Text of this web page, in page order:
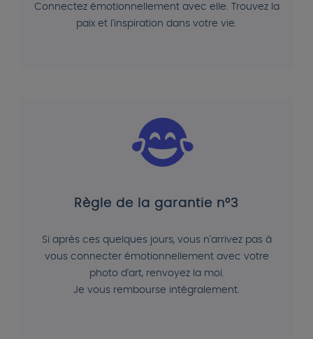
Connectez émotionnellement avec elle. Trouvez la
paix et l'inspiration dans votre vie.
Règle de la garantie n°3
Si après ces quelques jours, vous n'arrivez pas à
vous connecter émotionnellement avec votre
photo d'art, renvoyez la moi.
Je vous rembourse intégralement.